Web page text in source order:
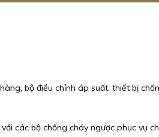
bộ điều chỉnh áp suất, thiết bị
các bộ chống cháy ngược phục vụ